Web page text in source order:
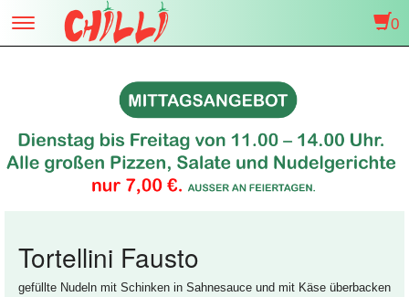
Toggle
navigation
0
Tortellini Fausto
gefüllte Nudeln mit Schinken in Sahnesauce und mit Käse überbacken